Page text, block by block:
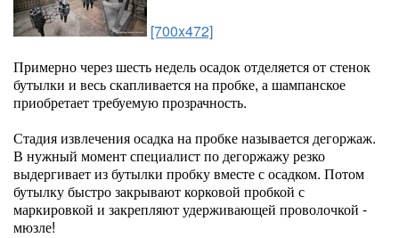
[700x472]
Примерно через шесть недель осадок отделяется от стенок
бутылки и весь скапливается на пробке, а шампанское
приобретает требуемую прозрачность.
Стадия извлечения осадка на пробке называется дегоржаж.
В нужный момент специалист по дегоржажу резко
выдергивает из бутылки пробку вместе с осадком. Потом
бутылку быстро закрывают корковой пробкой с
маркировкой и закрепляют удерживающей проволочкой -
мюзле!